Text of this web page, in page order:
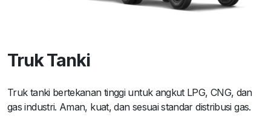
Truk Tanki
Truk tanki bertekanan tinggi untuk angkut LPG, CNG, dan
gas industri. Aman, kuat, dan sesuai standar distribusi gas.